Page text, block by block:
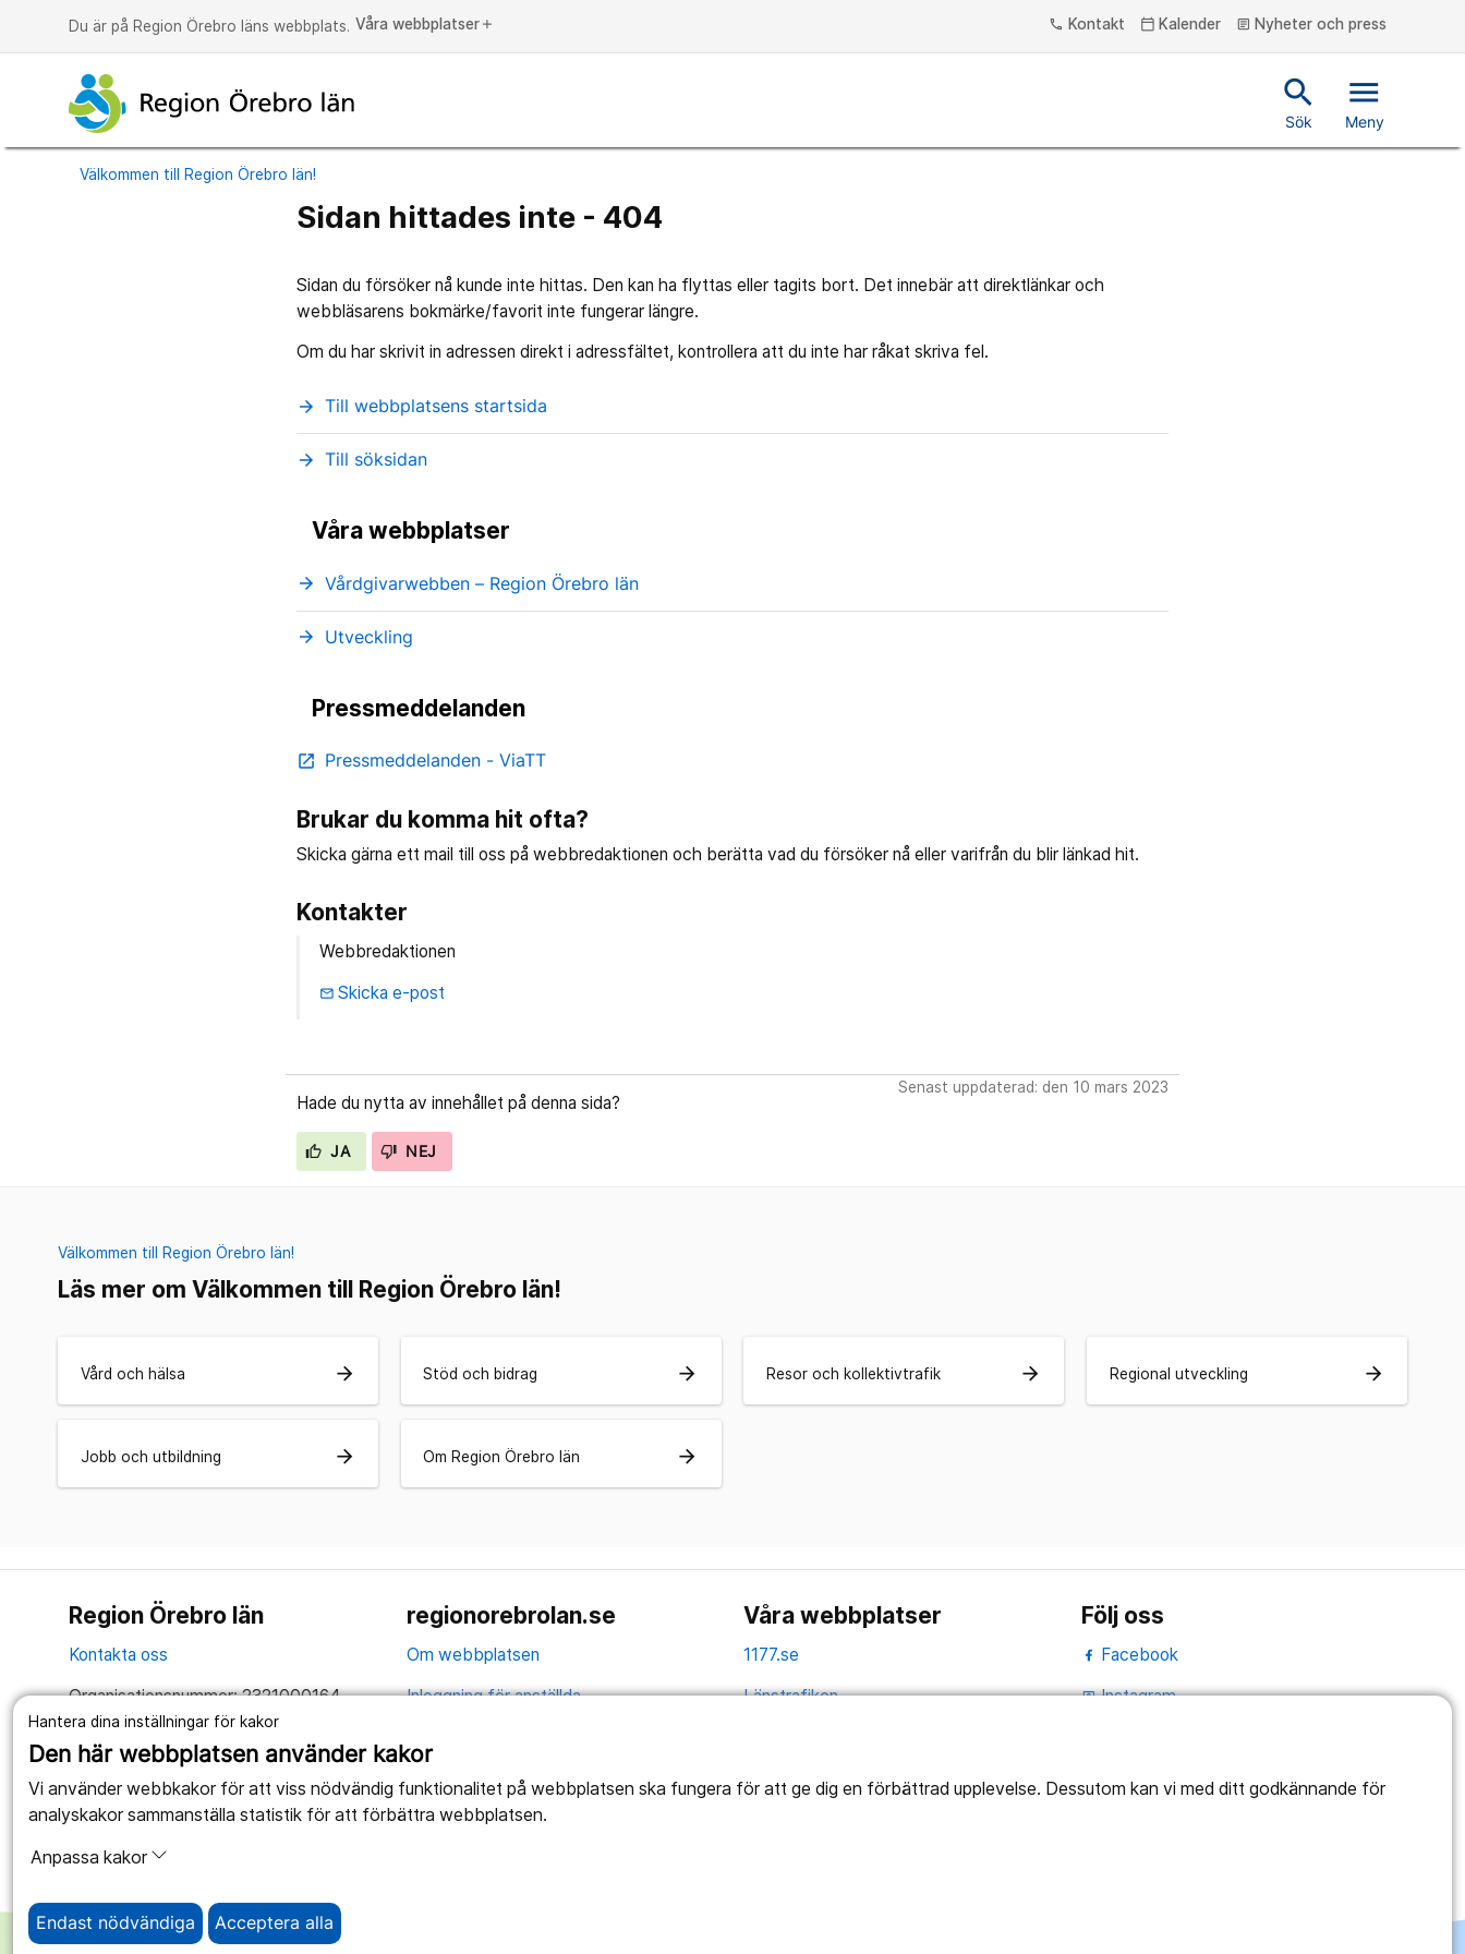
Hantera dina inställningar för kakor
Den här webbplatsen använder kakor
Vi använder webbkakor för att viss nödvändig funktionalitet på webbplatsen ska fungera för att ge dig en förbättrad upplevelse. Dessutom kan vi med ditt godkännande för
analyskakor sammanställa statistik för att förbättra webbplatsen.
Anpassa kakor
Endast nödvändiga Acceptera alla
Du är på Region Örebro läns webbplats. Våra webbplatser add phone Kontakt calendar_today Kalender article Nyheter och press
search
Sök
menu
Meny
Välkommen till Region Örebro län!
Sidan hittades inte - 404
Sidan du försöker nå kunde inte hittas. Den kan ha flyttas eller tagits bort. Det innebär att direktlänkar och
webbläsarens bokmärke/favorit inte fungerar längre.
Om du har skrivit in adressen direkt i adressfältet, kontrollera att du inte har råkat skriva fel.
arrow_forward Till webbplatsens startsida
arrow_forward Till söksidan
Våra webbplatser
arrow_forward Vårdgivarwebben – Region Örebro län
arrow_forward Utveckling
Pressmeddelanden
open_in_new Pressmeddelanden - ViaTT
Brukar du komma hit ofta?
Skicka gärna ett mail till oss på webbredaktionen och berätta vad du försöker nå eller varifrån du blir länkad hit.
Kontakter
Webbredaktionen
email Skicka e-post
Hade du nytta av innehållet på denna sida?
JA NEJ
Senast uppdaterad: den 10 mars 2023
Välkommen till Region Örebro län!
Läs mer om Välkommen till Region Örebro län!
Vård och hälsa arrow_forward Stöd och bidrag arrow_forward Resor och kollektivtrafik arrow_forward Regional utveckling arrow_forward
Jobb och utbildning arrow_forward Om Region Örebro län arrow_forward
Region Örebro län
Kontakta oss
Organisationsnummer: 2321000164
Tillsammans skapar vi ett bättre liv
regionorebrolan.se
Om webbplatsen
Inloggning för anställda
Anslagstavla
Tillgänglighetsredogörelse
Våra webbplatser
1177.se
Länstrafiken
Utveckling
Följ oss
Facebook
portraitInstagram